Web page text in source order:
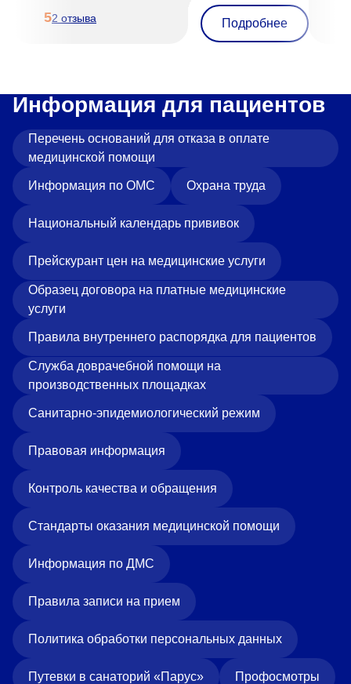
52 отзыва Подробнее
Информация для пациентов
Перечень оснований для отказа в оплате
медицинской помощи
Информация по ОМС Охрана труда
Национальный календарь прививок
Прейскурант цен на медицинские услуги
Образец договора на платные медицинские
услуги
Правила внутреннего распорядка для пациентов
Служба доврачебной помощи на
производственных площадках
Санитарно-эпидемиологический режим
Правовая информация
Контроль качества и обращения
Стандарты оказания медицинской помощи
Информация по ДМС
Правила записи на прием
Политика обработки персональных данных
Путевки в санаторий «Парус» Профосмотры